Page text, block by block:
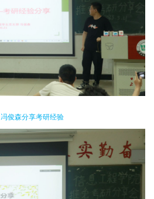
冯俊森分享考研经验